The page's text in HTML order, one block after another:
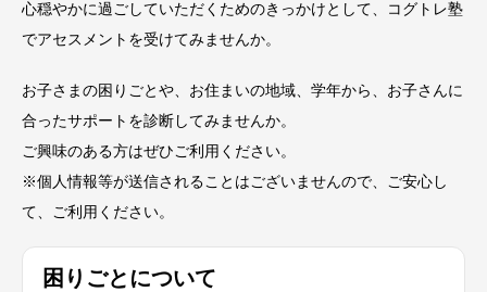
心穏やかに過ごしていただくためのきっかけとして、コグトレ塾
でアセスメントを受けてみませんか。
お子さまの困りごとや、お住まいの地域、学年から、お子さんに
合ったサポートを診断してみませんか。
ご興味のある方はぜひご利用ください。
※個人情報等が送信されることはございませんので、ご安心し
て、ご利用ください。
困りごとについて